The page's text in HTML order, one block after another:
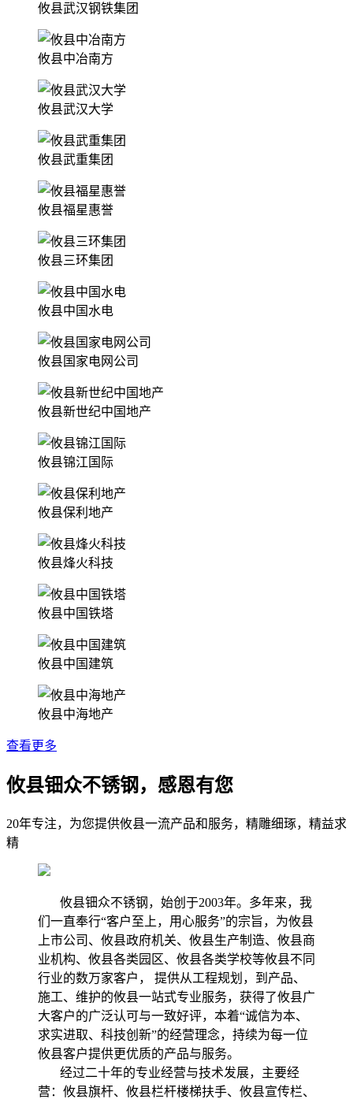
攸县武汉钢铁集团
攸县中冶南方
攸县武汉大学
攸县武重集团
攸县福星惠誉
攸县三环集团
攸县中国水电
攸县国家电网公司
攸县新世纪中国地产
攸县锦江国际
攸县保利地产
攸县烽火科技
攸县中国铁塔
攸县中国建筑
攸县中海地产
查看更多
攸县钿众不锈钢，感恩有您
20年专注，为您提供攸县一流产品和服务，精雕细琢，精益求
精
攸县钿众不锈钢，始创于2003年。多年来，我
们一直奉行“客户至上，用心服务”的宗旨，为攸县
上市公司、攸县政府机关、攸县生产制造、攸县商
业机构、攸县各类园区、攸县各类学校等攸县不同
行业的数万家客户， 提供从工程规划，到产品、
施工、维护的攸县一站式专业服务，获得了攸县广
大客户的广泛认可与一致好评，本着“诚信为本、
求实进取、科技创新”的经营理念，持续为每一位
攸县客户提供更优质的产品与服务。
经过二十年的专业经营与技术发展，主要经
营：攸县旗杆、攸县栏杆楼梯扶手、攸县宣传栏、